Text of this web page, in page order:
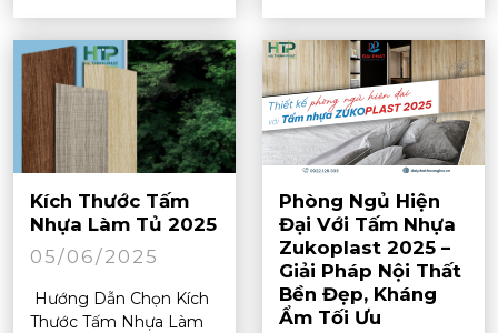
Kích Thước Tấm
Nhựa Làm Tủ 2025
05/06/2025
Hướng Dẫn Chọn Kích
Thước Tấm Nhựa Làm
Phòng Ngủ Hiện
Đại Với Tấm Nhựa
Zukoplast 2025 –
Giải Pháp Nội Thất
Bền Đẹp, Kháng
Ẩm Tối Ưu